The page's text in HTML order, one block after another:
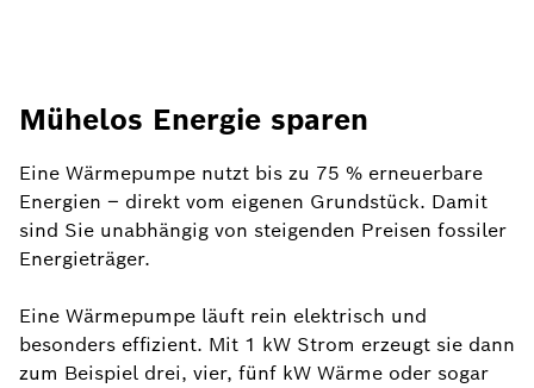
Mühelos Energie sparen
Eine Wärmepumpe nutzt bis zu 75 % erneuerbare
Energien – direkt vom eigenen Grundstück. Damit
sind Sie unabhängig von steigenden Preisen fossiler
Energieträger.
Eine Wärmepumpe läuft rein elektrisch und
besonders effizient. Mit 1 kW Strom erzeugt sie dann
zum Beispiel drei, vier, fünf kW Wärme oder sogar